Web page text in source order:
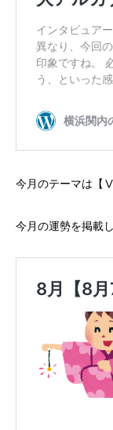
今月のテーマは【Ⅴ
今月の運勢を掲載